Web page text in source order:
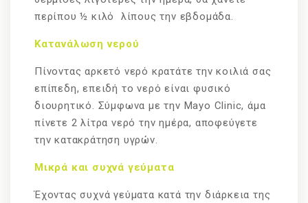
περίπου ½ κιλό λίπους την εβδομάδα.
Κατανάλωση νερού
Πίνοντας αρκετό νερό κρατάτε την κοιλιά σας
επίπεδη, επειδή το νερό είναι φυσικό
διουρητικό. Σύμφωνα με την Mayo Clinic, άμα
πίνετε 2 λίτρα νερό την ημέρα, αποφεύγετε
την κατακράτηση υγρών.
Μικρά και συχνά γεύματα
Έχοντας συχνά γεύματα κατά την διάρκεια της